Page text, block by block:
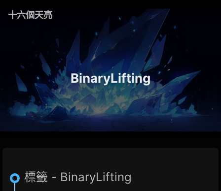
十六個天亮
BinaryLifting
標籤 - BinaryLifting